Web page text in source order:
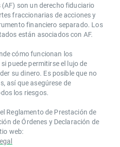
son un derecho fiduciario
fraccionarias de acciones y
financiero separado. Los
están asociados con AF.
cómo funcionan los
puede permitirse el lujo de
su dinero. Es posible que no
así que asegúrese de
los riesgos.
Reglamento de Prestación de
de Órdenes y Declaración de
web: